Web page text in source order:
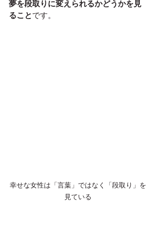
夢を段取りに変えられるかどうかを見
ることです。
幸せな女性は「言葉」ではなく「段取り」を
見ている